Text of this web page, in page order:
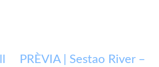
PRÈVIA | Sestao River –